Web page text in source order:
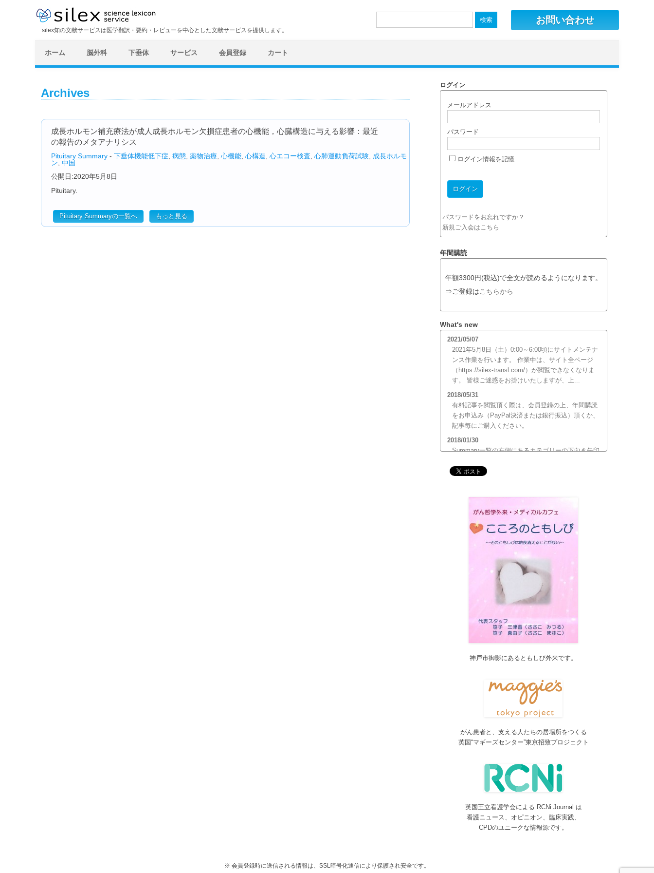
silex知の文献サービスは医学翻訳・要約・レビューを中心とした文献サービスを提供します。
検
お問い合わせ
ホーム 脳外科 下垂体 サービス 会員登録 カート
Archives
成長ホルモン補充療法が成人成長ホルモン欠損症患者の心機能，心臓構造に与える影響：最近
の報告のメタアナリシス
Pituitary Summary - 下垂体機能低下症 病態 薬物治療 心機能 心構造 心エコー検査 心肺運動負荷試験 成長ホルモ
ン 中国
公開日:2020年5月8日
Pituitary.
Pituitary Summaryの一覧へ もっと見る
ログイン
メールアドレス
パスワード
ログイン情報を記憶
パスワードをお忘れですか？
新規ご入会はこちら
年間購読
年額3300円(税込)で全文が読めるようになります。
⇒ご登録は こちらから
What's new
2021/05/07
2021年5月8日（土）0:00～6:00頃にサイトメンテナ
ンス作業を行います。 作業中は、サイト全ページ
（https://silex-transl.com/）が閲覧できなくなりま
す。 皆様ご迷惑をお掛けいたしますが、上...
2018/05/31
有料記事を閲覧頂く際は、会員登録の上、年間購読
をお申込み（PayPal決済または銀行振込）頂くか、
記事毎にご購入ください。
2018/01/30
Summary一覧の右側にあるカテゴリーの下向き矢印
ご覧頂きたいサブカテゴリーをクリックするとサブ
12月21日（木）22:00～翌22日（金）10:00頃にサイ
トメンテナンス作業を行います。 作業中は、サイト
全ページ（https://silex-transl.com/）が閲覧できな
くなります。 皆様ご迷惑をお掛けいた...
11月1日をもって組織を合同会社に改め、Silex
Press合同会社を設立いたしました。
Global Health Review食は「地中海的」に?
しました。
サービス内容のページに「医の知の共有」を追加し
め、一部カテゴリーが表示されなくなります。ご迷
惑をおかけしますが、何卒ご理解いただけますよう
お願いいたします。
Neurosurgery Summary・Pituitary Summaryにおい
て、分類を追加しました。各一覧の右側の「カテゴ
脳神経外科関連論文をエキスパートが海外誌から厳
選し日本語で紹介するNeurosurgery Summaryを公
2016/08/08
間脳下垂体を中心とした論文をエキスパートが海外
誌から厳選し日本語で紹介するPituitary Summaryを
神戸市御影にあるともしび外来です。
がん患者と、支える人たちの居場所をつくる
英国“マギーズセンター”東京招致プロジェクト
英国王立看護学会による RCNi Journal は
看護ニュース、オピニオン、臨床実践、
CPDのユニークな情報源です。
会員登録時に送信される情報は、SSL暗号化通信により保護され安全です。